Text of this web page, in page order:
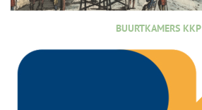
BUURTKAMERS KKP